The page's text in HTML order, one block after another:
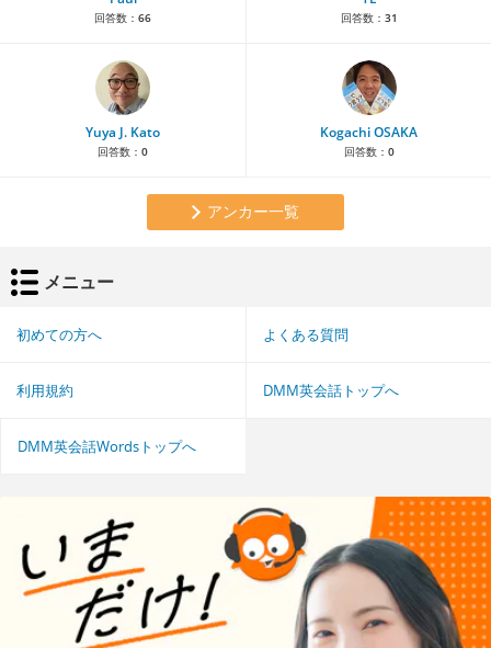
回答数： 66 回答数： 31
Yuya J. Kato
回答数： 0
Kogachi OSAKA
回答数： 0
アンカー一覧
メニュー
初めての方へ よくある質問
利用規約 DMM英会話トップへ
DMM英会話Wordsトップへ